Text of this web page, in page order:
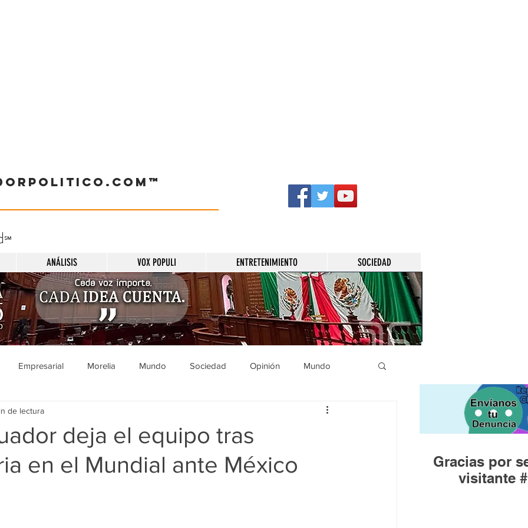
℠
ANÁLISIS VOX POPULI ENTRETENIMIENTO SOCIEDAD
Empresarial Morelia Mundo Sociedad Opinión Mundo
Municipios
Salud Gobierno Guanajuato Zamora Huandacareo
deja el equipo tras
en el Mundial ante México
de lectura
Gracias por
visitante #